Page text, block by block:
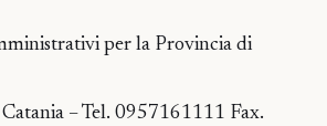
per la Provincia di
– Tel. 0957161111 Fax.